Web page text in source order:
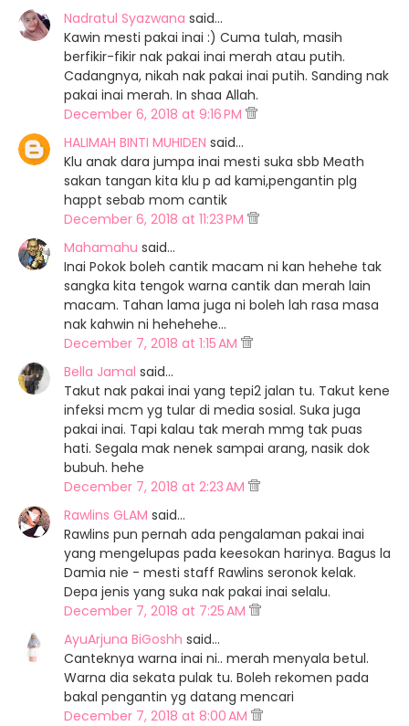
Nadratul Syazwana said…
Kawin mesti pakai inai :) Cuma tulah, masih
berfikir-fikir nak pakai inai merah atau putih.
Cadangnya, nikah nak pakai inai putih. Sanding nak
pakai inai merah. In shaa Allah.
December 6, 2018 at 9:16 PM
HALIMAH BINTI MUHIDEN said…
Klu anak dara jumpa inai mesti suka sbb Meath
sakan tangan kita klu p ad kami,pengantin plg
happt sebab mom cantik
December 6, 2018 at 11:23 PM
Mahamahu said…
Inai Pokok boleh cantik macam ni kan hehehe tak
sangka kita tengok warna cantik dan merah lain
macam. Tahan lama juga ni boleh lah rasa masa
nak kahwin ni hehehehe...
December 7, 2018 at 1:15 AM
Bella Jamal said…
Takut nak pakai inai yang tepi2 jalan tu. Takut kene
infeksi mcm yg tular di media sosial. Suka juga
pakai inai. Tapi kalau tak merah mmg tak puas
hati. Segala mak nenek sampai arang, nasik dok
bubuh. hehe
December 7, 2018 at 2:23 AM
Rawlins GLAM said…
Rawlins pun pernah ada pengalaman pakai inai
yang mengelupas pada keesokan harinya. Bagus la
Damia nie - mesti staff Rawlins seronok kelak.
Depa jenis yang suka nak pakai inai selalu.
December 7, 2018 at 7:25 AM
AyuArjuna BiGoshh said…
Canteknya warna inai ni.. merah menyala betul.
Warna dia sekata pulak tu. Boleh rekomen pada
bakal pengantin yg datang mencari
December 7, 2018 at 8:00 AM